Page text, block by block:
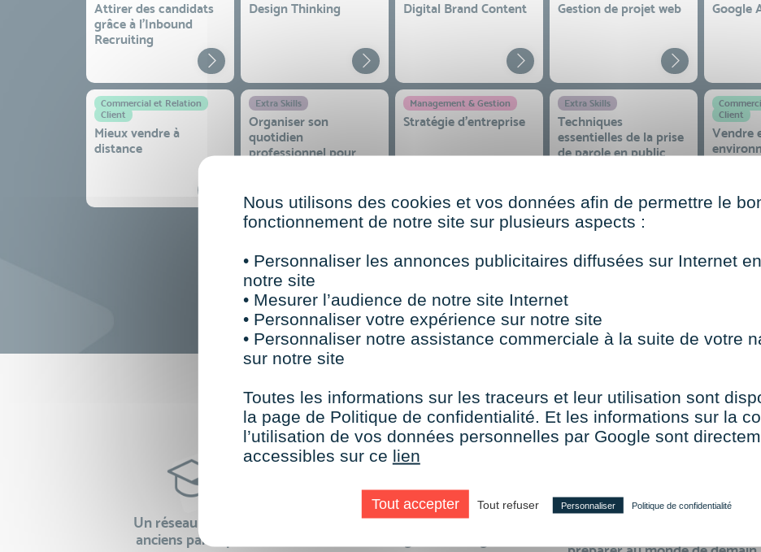
Attirer des candidats
grâce à l’Inbound
Recruiting
Design Thinking Digital Brand Content Gestion de projet web Google
Commercial et Relation
Client
Mieux vendre à
distance
Extra Skills
Organiser son
quotidien
professionnel pour
Management & Gestion
Stratégie d’entreprise
Extra Skills
Techniques
essentielles de la prise
de parole en public
Client
Vendre
TOUTES NOS FORMATIONS COURTES
Faire le choix de VISIPLUS academy c’est
Un réseau de 22 000
anciens participants
100% des formations réalisables
Nous utilisons des cookies et vos données afin de permettre le
fonctionnement de notre site sur plusieurs aspects :
• Personnaliser les annonces publicitaires diffusées sur Internet
notre site
• Mesurer l’audience de notre site Internet
• Personnaliser votre expérience sur notre site
• Personnaliser notre assistance commerciale à la suite de votre
sur notre site
Toutes les informations sur les traceurs et leur utilisation sont
la page de Politique de confidentialité. Et les informations sur la
l’utilisation de vos données personnelles par Google sont
accessibles sur ce lien
Tout accepter Tout refuser Personnaliser Politique de confidentialité